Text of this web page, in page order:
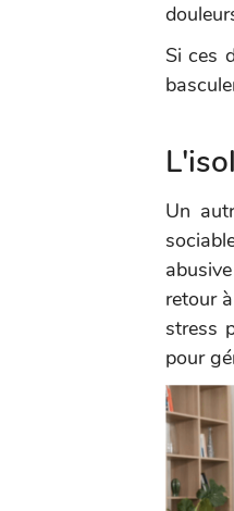
Si ces
Un
retour
stress
pour